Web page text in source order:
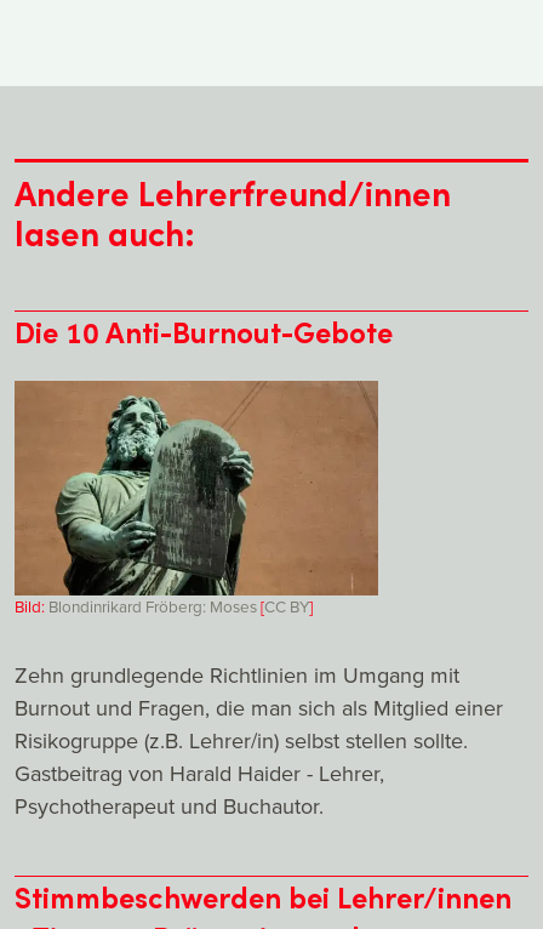
Andere Lehrerfreund/innen
lasen auch:
Die 10 Anti-Burnout-Gebote
Bild: Blondinrikard Fröberg: Moses[CC BY]
Zehn grundlegende Richtlinien im Umgang mit
Burnout und Fragen, die man sich als Mitglied einer
Risikogruppe (z.B. Lehrer/in) selbst stellen sollte.
Gastbeitrag von Harald Haider - Lehrer,
Psychotherapeut und Buchautor.
Stimmbeschwerden bei Lehrer/innen